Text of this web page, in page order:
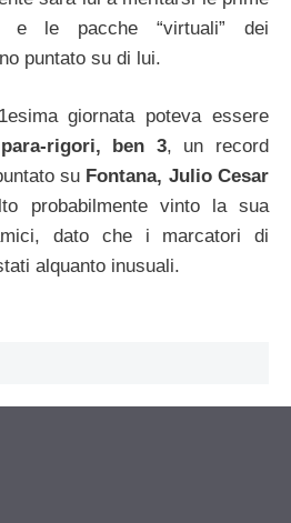
e le pacche “virtuali” dei
puntato su di lui.
giornata poteva essere
rigori, ben 3, un record
su Fontana, Julio Cesar
probabilmente vinto la sua
dato che i marcatori di
alquanto inusuali.